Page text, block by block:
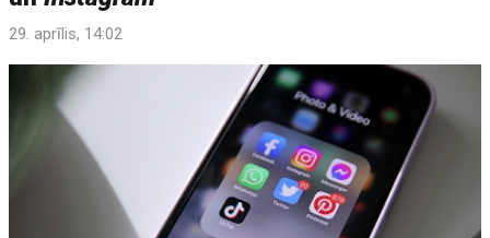
29. aprīlis, 14:02